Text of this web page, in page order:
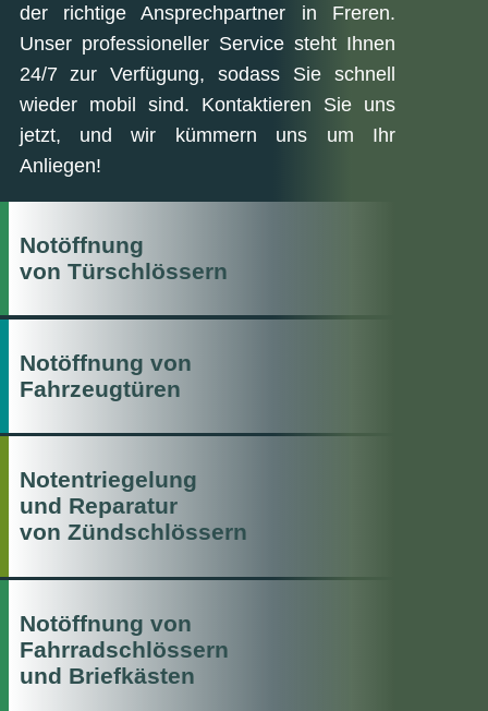
der richtige Ansprechpartner in Freren.
Unser professioneller Service steht Ihnen
24/7 zur Verfügung, sodass Sie schnell
wieder mobil sind. Kontaktieren Sie uns
jetzt, und wir kümmern uns um Ihr
Anliegen!
Notöffnung
von Türschlössern
Notöffnung von
Fahrzeugtüren
Notentriegelung
und Reparatur
von Zündschlössern
Notöffnung von
Fahrradschlössern
und Briefkästen